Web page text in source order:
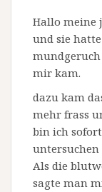
Hallo meine
und sie
mir kam.
dazu kam
mehr frass
bin ich
untersuchen
Als die
sagte man